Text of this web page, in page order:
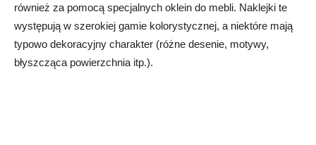
również za pomocą specjalnych oklein do mebli. Naklejki te
występują w szerokiej gamie kolorystycznej, a niektóre mają
typowo dekoracyjny charakter (różne desenie, motywy,
błyszcząca powierzchnia itp.).